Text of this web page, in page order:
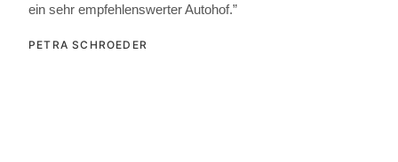
ein sehr empfehlenswerter Autohof.”
PETRA SCHROEDER